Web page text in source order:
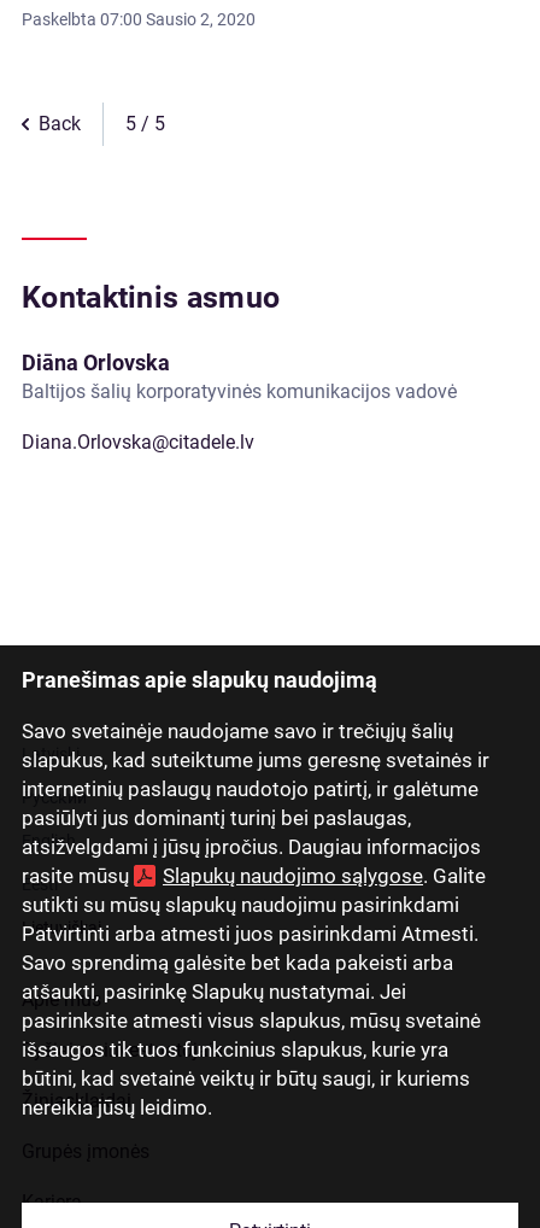
Pranešimas apie slapukų naudojimą
Savo svetainėje naudojame savo ir trečiųjų šalių
slapukus, kad suteiktume jums geresnę svetainės ir
internetinių paslaugų naudotojo patirtį, ir galėtume
pasiūlyti jus dominantį turinį bei paslaugas,
atsižvelgdami į jūsų įpročius. Daugiau informacijos
rasite mūsų
Slapukų naudojimo sąlygose. Galite
sutikti su mūsų slapukų naudojimu pasirinkdami
Patvirtinti arba atmesti juos pasirinkdami Atmesti.
Savo sprendimą galėsite bet kada pakeisti arba
atšaukti, pasirinkę Slapukų nustatymai. Jei
pasirinksite atmesti visus slapukus, mūsų svetainė
išsaugos tik tuos funkcinius slapukus, kurie yra
būtini, kad svetainė veiktų ir būtų saugi, ir kuriems
nereikia jūsų leidimo.
Paskelbta 07:00 Sausio 2, 2020
Back 5
Kontaktinis asmuo
Diāna Orlovska
Baltijos šalių korporatyvinės komunikacijos vadovė
Diana.Orlovska@citadele.lv
Latviski
Русский
English
Eesti
Lietuviškai
Apie mus
Ryšiai su investuotojais
Žiniasklaidai
Karjera